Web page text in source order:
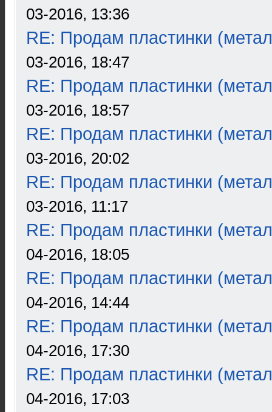
03-2016, 13:36
RE: Продам пластинки
03-2016, 18:47
RE: Продам пластинки
03-2016, 18:57
RE: Продам пластинки
03-2016, 20:02
RE: Продам пластинки
03-2016, 11:17
RE: Продам пластинки
04-2016, 18:05
RE: Продам пластинки
04-2016, 14:44
RE: Продам пластинки
04-2016, 17:30
RE: Продам пластинки
04-2016, 17:03